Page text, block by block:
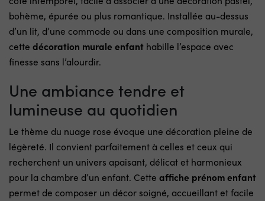
bohème, épurée ou plus romantique. Installée au-dessus
d’un lit, d’une commode ou dans une composition murale,
cette décoration murale enfant habille l’espace avec
finesse sans l’alourdir.
Une ambiance tendre et
lumineuse au quotidien
Le thème du nuage rose évoque une décoration pleine de
légèreté. Il convient parfaitement à celles et ceux qui
recherchent un univers apaisant, délicat et harmonieux
pour la chambre d’un enfant. Cette affiche prénom enfant
permet de composer un décor soigné, accueillant et facile